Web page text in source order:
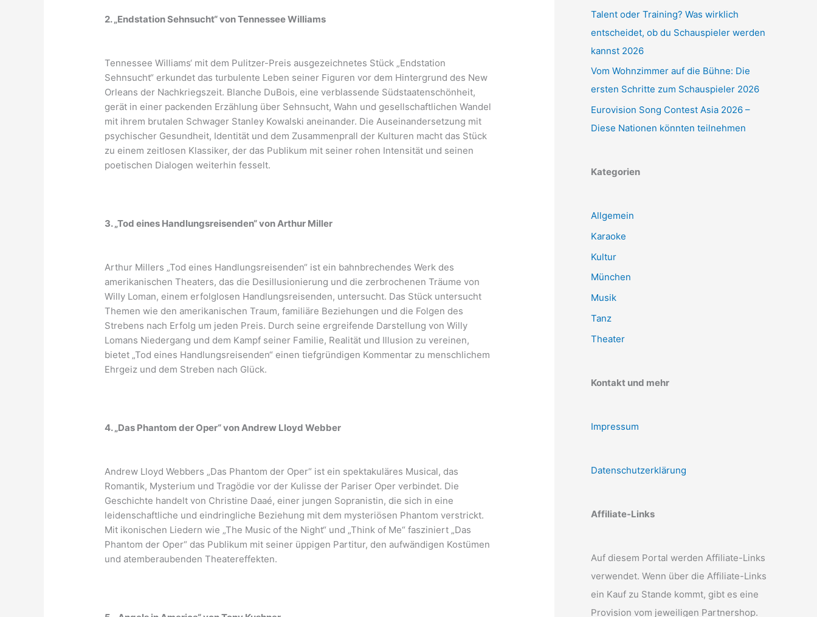
2. „Endstation Sehnsucht“ von Tennessee Williams
Tennessee Williams‘ mit dem Pulitzer-Preis ausgezeichnetes Stück „Endstation
Sehnsucht“ erkundet das turbulente Leben seiner Figuren vor dem Hintergrund des New
Orleans der Nachkriegszeit. Blanche DuBois, eine verblassende Südstaatenschönheit,
gerät in einer packenden Erzählung über Sehnsucht, Wahn und gesellschaftlichen Wandel
mit ihrem brutalen Schwager Stanley Kowalski aneinander. Die Auseinandersetzung mit
psychischer Gesundheit, Identität und dem Zusammenprall der Kulturen macht das Stück
zu einem zeitlosen Klassiker, der das Publikum mit seiner rohen Intensität und seinen
poetischen Dialogen weiterhin fesselt.
3. „Tod eines Handlungsreisenden“ von Arthur Miller
Arthur Millers „Tod eines Handlungsreisenden“ ist ein bahnbrechendes Werk des
amerikanischen Theaters, das die Desillusionierung und die zerbrochenen Träume von
Willy Loman, einem erfolglosen Handlungsreisenden, untersucht. Das Stück untersucht
Themen wie den amerikanischen Traum, familiäre Beziehungen und die Folgen des
Strebens nach Erfolg um jeden Preis. Durch seine ergreifende Darstellung von Willy
Lomans Niedergang und dem Kampf seiner Familie, Realität und Illusion zu vereinen,
bietet „Tod eines Handlungsreisenden“ einen tiefgründigen Kommentar zu menschlichem
Ehrgeiz und dem Streben nach Glück.
4. „Das Phantom der Oper“ von Andrew Lloyd Webber
Andrew Lloyd Webbers „Das Phantom der Oper“ ist ein spektakuläres Musical, das
Romantik, Mysterium und Tragödie vor der Kulisse der Pariser Oper verbindet. Die
Geschichte handelt von Christine Daaé, einer jungen Sopranistin, die sich in eine
leidenschaftliche und eindringliche Beziehung mit dem mysteriösen Phantom verstrickt.
Mit ikonischen Liedern wie „The Music of the Night“ und „Think of Me“ fasziniert „Das
Phantom der Oper“ das Publikum mit seiner üppigen Partitur, den aufwändigen Kostümen
und atemberaubenden Theatereffekten.
Talent oder Training? Was wirklich
entscheidet, ob du Schauspieler werden
kannst 2026
Vom Wohnzimmer auf die Bühne: Die
ersten Schritte zum Schauspieler 2026
Eurovision Song Contest Asia 2026 –
Diese Nationen könnten teilnehmen
Kategorien
Allgemein
Karaoke
Kultur
München
Musik
Tanz
Theater
Kontakt und mehr
Impressum
Datenschutzerklärung
Affiliate-Links
Auf diesem Portal werden Affiliate-Links
verwendet. Wenn über die Affiliate-Links
ein Kauf zu Stande kommt, gibt es eine
Provision vom jeweiligen Partnershop.